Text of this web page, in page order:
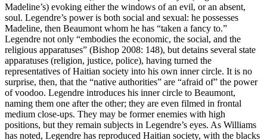
Madeline’s) evoking either the windows of an evil, or an absent,
soul. Legendre’s power is both social and sexual: he possesses
Madeline, then Beaumont whom he has “taken a fancy to.”
Legendre not only “embodies the economic, the social, and the
religious apparatuses” (Bishop 2008: 148), but detains several state
apparatuses (religion, justice, police), having turned the
representatives of Haitian society into his own inner circle. It is no
surprise, then, that the “native authorities” are “afraid of” the power
of voodoo. Legendre introduces his inner circle to Beaumont,
naming them one after the other; they are even filmed in frontal
medium close-ups. They may be former enemies with high
positions, but they remain subjects in Legendre’s eyes. As Williams
has noted, Legendre has reproduced Haitian society, with the blacks